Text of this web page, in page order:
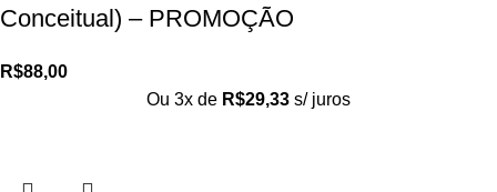
Conceitual) – PROMOÇÃO
R$88,00
Ou 3x de R$29,33 s/ juros